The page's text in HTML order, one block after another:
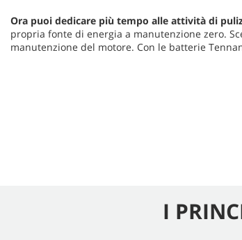
Ora puoi dedicare più tempo alle attività di
propria fonte di energia a manutenzione zero.
manutenzione del motore. Con le batterie
I